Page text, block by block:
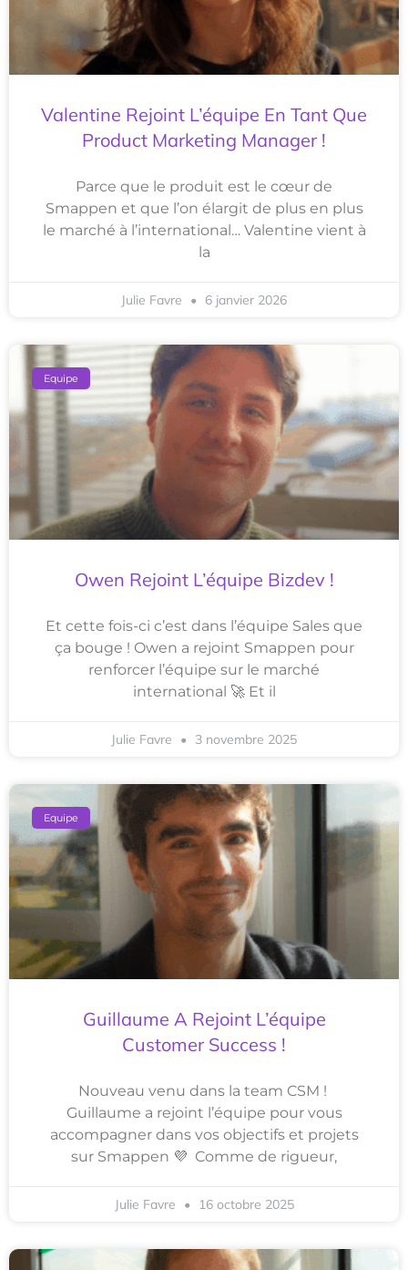
Valentine Rejoint L’équipe En Tant Que
Product Marketing Manager !
Parce que le produit est le cœur de
Smappen et que l’on élargit de plus en plus
le marché à l’international… Valentine vient à
la
Julie Favre 6 janvier 2026
Equipe
Owen Rejoint L’équipe Bizdev !
Et cette fois-ci c’est dans l’équipe Sales que
ça bouge ! Owen a rejoint Smappen pour
renforcer l’équipe sur le marché
international 🚀 Et il
Julie Favre 3 novembre 2025
Equipe
Guillaume A Rejoint L’équipe
Customer Success !
Nouveau venu dans la team CSM !
Guillaume a rejoint l’équipe pour vous
accompagner dans vos objectifs et projets
sur Smappen 💜 Comme de rigueur,
Julie Favre 16 octobre 2025